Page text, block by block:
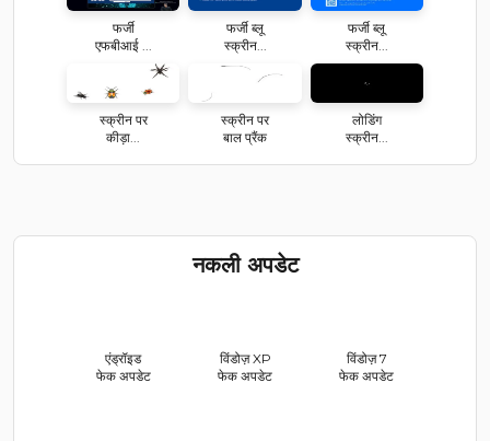
फर्जी
एफबीआई ...
फर्जी ब्लू
स्क्रीन...
फर्जी ब्लू
स्क्रीन...
स्क्रीन पर
कीड़ा...
स्क्रीन पर
बाल प्रैंक
लोडिंग
स्क्रीन...
नकली अपडेट
एंड्रॉइड
फेक अपडेट
विंडोज़ XP
फेक अपडेट
विंडोज़ 7
फेक अपडेट